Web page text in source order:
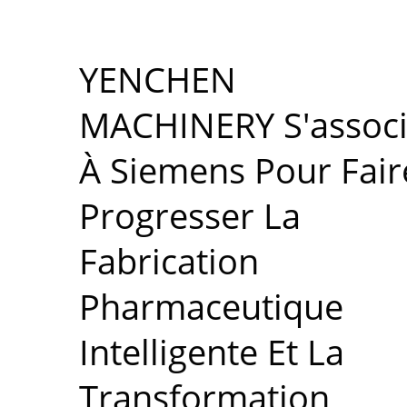
YENCHEN
MACHINERY
À Siemens Pour
Progresser La
Fabrication
Pharmaceutique
Intelligente Et La
Transformation